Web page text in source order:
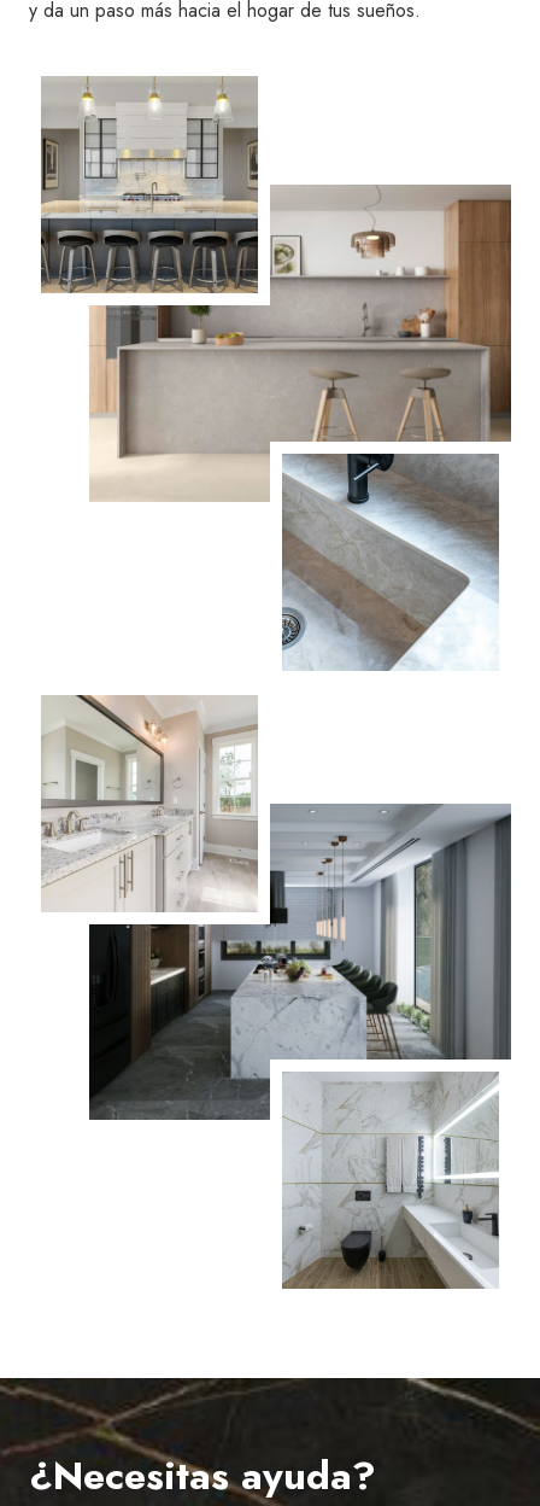
y da un paso más hacia el hogar de tus sueños.
¿Necesitas ayuda?